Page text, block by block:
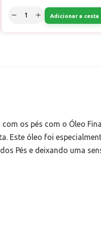
Adicionar a cesta
os pés com o Óleo
Este óleo foi
Pés e deixando uma